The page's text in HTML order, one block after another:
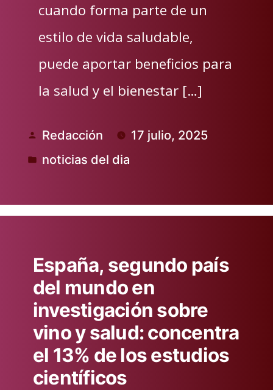
cuando forma parte de un
estilo de vida saludable,
puede aportar beneficios para
la salud y el bienestar […]
Publicado
por
Redacción 17 julio, 2025
Publicado
noticias del dia
España, segundo país
del mundo en
investigación sobre
vino y salud: concentra
el 13% de los estudios
científicos